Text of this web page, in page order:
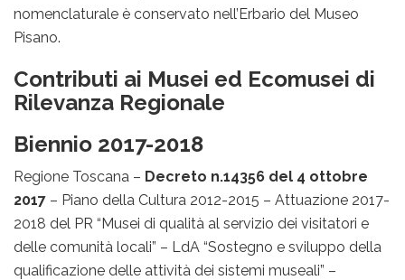
nomenclaturale è conservato nell’Erbario del Museo
Pisano.
Contributi ai Musei ed Ecomusei di
Rilevanza Regionale
Biennio 2017-2018
Regione Toscana – Decreto n.14356 del 4 ottobre
2017 – Piano della Cultura 2012-2015 – Attuazione 2017-
2018 del PR “Musei di qualità al servizio dei visitatori e
delle comunità locali” – LdA “Sostegno e sviluppo della
qualificazione delle attività dei sistemi museali” –